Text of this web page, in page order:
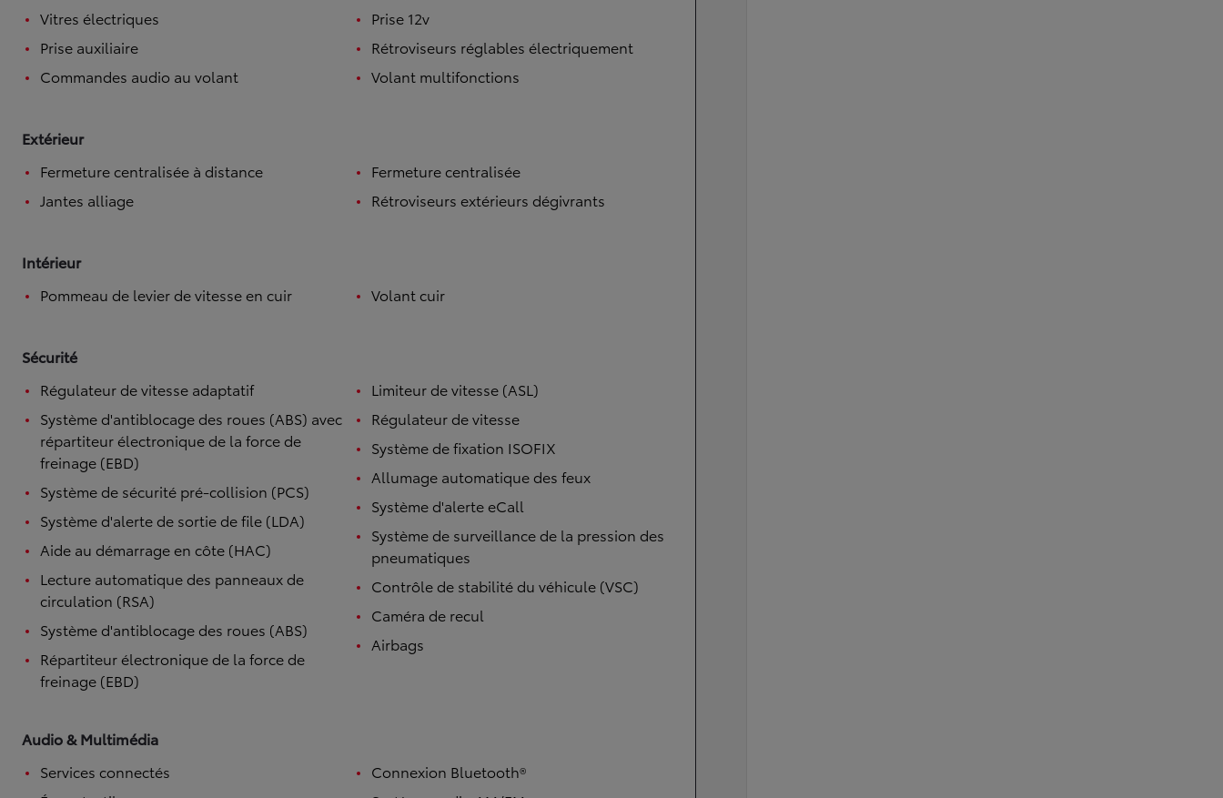
Vitres électriques
Prise auxiliaire
Commandes audio au volant
Prise 12v
Rétroviseurs réglables électriquement
Volant multifonctions
Extérieur
Fermeture centralisée à distance
Jantes alliage
Fermeture centralisée
Rétroviseurs extérieurs dégivrants
Intérieur
Pommeau de levier de vitesse en cuir
Volant cuir
Sécurité
Régulateur de vitesse adaptatif
Système d'antiblocage des roues (ABS) avec
répartiteur électronique de la force de
freinage (EBD)
Système de sécurité pré-collision (PCS)
Système d'alerte de sortie de file (LDA)
Aide au démarrage en côte (HAC)
Lecture automatique des panneaux de
circulation (RSA)
Système d'antiblocage des roues (ABS)
Répartiteur électronique de la force de
freinage (EBD)
Limiteur de vitesse (ASL)
Régulateur de vitesse
Système de fixation ISOFIX
Allumage automatique des feux
Système d'alerte eCall
Système de surveillance de la pression des
pneumatiques
Contrôle de stabilité du véhicule (VSC)
Caméra de recul
Airbags
Audio & Multimédia
Services connectés
Connexion Bluetooth®